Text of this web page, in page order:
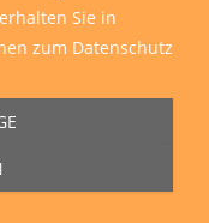
Sie in
zum Datenschutz